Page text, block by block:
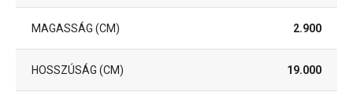
MAGASSÁG (CM) 2.900
HOSSZÚSÁG (CM) 19.000